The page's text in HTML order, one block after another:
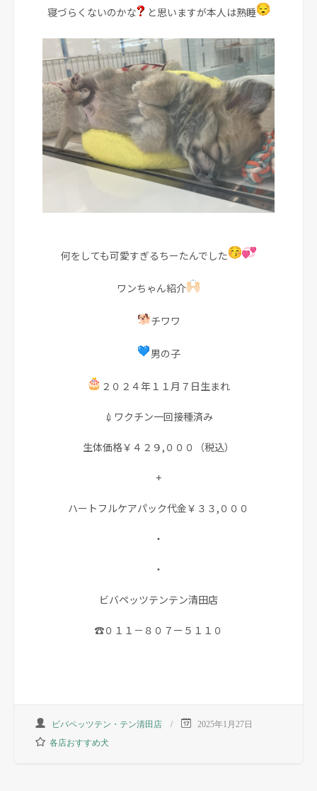
寝づらくないのかな と思いますが本人は熟睡
何をしても可愛すぎるちーたんでした
ワンちゃん紹介
チワワ
男の子
２０２４年１１月７日生まれ
💉ワクチン一回接種済み
生体価格￥４２９,０００（税込）
+
ハートフルケアパック代金￥３３,０００
・
・
ビバペッツテンテン清田店
☎０１１－８０７ー５１１０
ビバペッツテン・テン清田店
2025年1月27日
各店おすすめ犬